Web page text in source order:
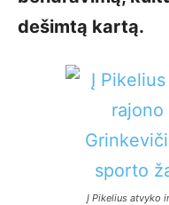
dešimtą kartą.
Į Pikelius atvyko